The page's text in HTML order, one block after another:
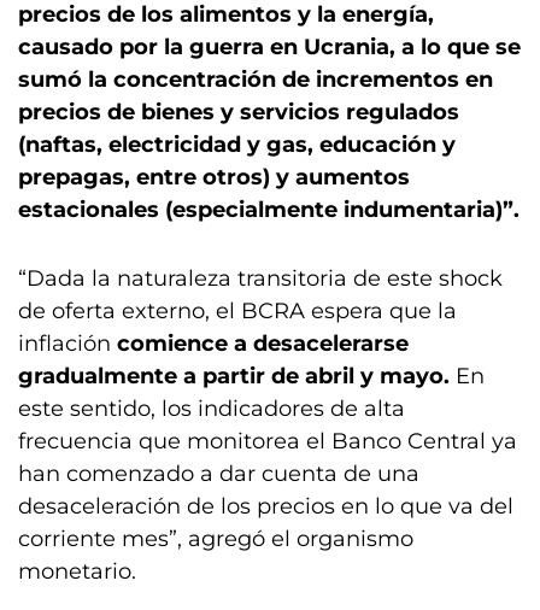
precios de los alimentos y la energía,
causado por la guerra en Ucrania, a lo que se
sumó la concentración de incrementos en
precios de bienes y servicios regulados
(naftas, electricidad y gas, educación y
prepagas, entre otros) y aumentos
estacionales (especialmente indumentaria)”.
“Dada la naturaleza transitoria de este shock
de oferta externo, el BCRA espera que la
inflación comience a desacelerarse
gradualmente a partir de abril y mayo. En
este sentido, los indicadores de alta
frecuencia que monitorea el Banco Central ya
han comenzado a dar cuenta de una
desaceleración de los precios en lo que va del
corriente mes”, agregó el organismo
monetario.